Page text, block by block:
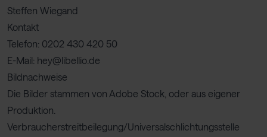
Steffen Wiegand
Kontakt
Telefon: 0202 430 420 50
E-Mail: hey@libellio.de
Bildnachweise
Die Bilder stammen von Adobe Stock, oder aus eigener
Produktion.
Verbraucher­streit­beilegung/Universal­schlichtungs­stelle